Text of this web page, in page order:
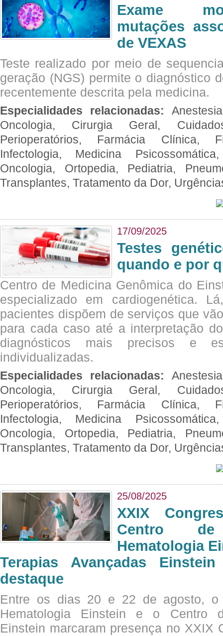
Exame
mutações
de VEXAS
Teste realizado por meio de
geração (NGS) permite o diagnóstico
recentemente descrita pela medicina.
Especialidades relacionadas:
Oncologia, Cirurgia Geral,
Perioperatórios, Farmácia Clínica,
Infectologia, Medicina
Oncologia, Ortopedia, Pediatria,
Transplantes, Tratamento da Dor,
17/09/2025
Testes
quando e por
Centro de Medicina Genômica do
especializado em cardiogenética.
pacientes dispõem de serviços que
para cada caso até a interpretação
diagnósticos mais precisos e
individualizadas.
Especialidades relacionadas:
Oncologia, Cirurgia Geral,
Perioperatórios, Farmácia Clínica,
Infectologia, Medicina
Oncologia, Ortopedia, Pediatria,
Transplantes, Tratamento da Dor,
25/08/2025
XXIX
Centro
Hematologia
Terapias Avançadas
destaque
Entre os dias 20 e 22 de agosto, o
Hematologia Einstein e o Centro
Einstein marcaram presença no XXIX